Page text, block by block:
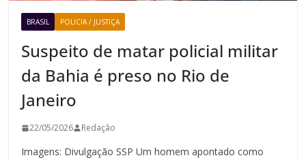
BRASIL POLICIA / JUSTIÇA
Suspeito de matar policial militar
da Bahia é preso no Rio de
Janeiro
22/05/2026 Redação
Imagens: Divulgação SSP Um homem apontado como